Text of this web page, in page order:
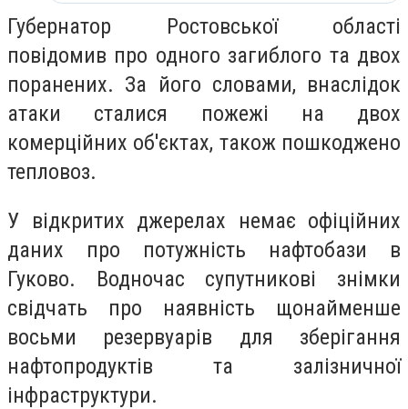
Губернатор Ростовської області
повідомив про одного загиблого та двох
поранених. За його словами, внаслідок
атаки сталися пожежі на двох
комерційних об'єктах, також пошкоджено
тепловоз.
У відкритих джерелах немає офіційних
даних про потужність нафтобази в
Гуково. Водночас супутникові знімки
свідчать про наявність щонайменше
восьми резервуарів для зберігання
нафтопродуктів та залізничної
інфраструктури.